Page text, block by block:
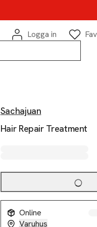
Logga in
Sachajuan
Hair Repair Treatment
Online
Varuhus